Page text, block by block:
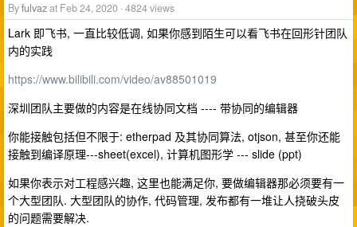
Byfulvazat Feb 24, 2020 · 4824 views
Lark 即飞书, 一直比较低调, 如果你感到陌生可以看飞书在回形针团队
内的实践
https://www.bilibili.com/video/av88501019
深圳团队主要做的内容是在线协同文档 ---- 带协同的编辑器
你能接触包括但不限于: etherpad 及其协同算法, otjson, 甚至你还能
接触到编译原理---sheet(excel), 计算机图形学 --- slide (ppt)
如果你表示对工程感兴趣, 这里也能满足你, 要做编辑器那必须要有一
个大型团队. 大型团队的协作, 代码管理, 发布都有一堆让人挠破头皮
的问题需要解决.